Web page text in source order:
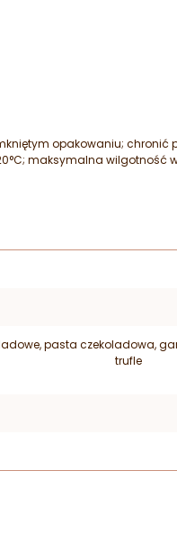
opakowaniu; chronić
°C; maksymalna wilgotność
pasta czekoladowa,
trufle